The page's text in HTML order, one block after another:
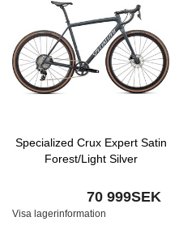
Specialized Crux Expert Satin
Forest/Light Silver
70 999SEK
Visa lagerinformation